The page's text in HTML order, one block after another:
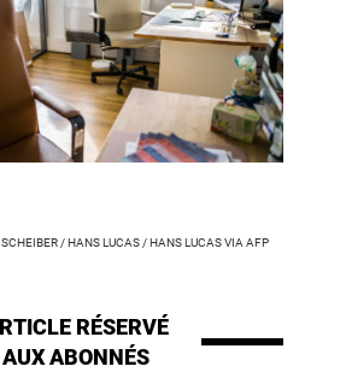
/ HANS LUCAS / HANS LUCAS VIA AFP
RÉSERVÉ
AUX ABONNÉS